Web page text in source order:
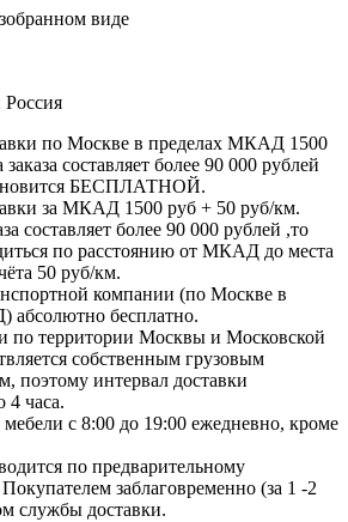
виде
Россия
по Москве в пределах МКАД 1500
составляет более 90 000 рублей
БЕСПЛАТНОЙ.
за МКАД 1500 руб + 50 руб/км.
составляет более 90 000 рублей ,то
по расстоянию от МКАД до места
50 руб/км.
компании (по Москве в
абсолютно бесплатно.
по территории Москвы и Московской
собственным грузовым
поэтому интервал доставки
4 часа.
с 8:00 до 19:00 ежедневно, кроме
по предварительному
заблаговременно (за 1 -2
службы доставки.